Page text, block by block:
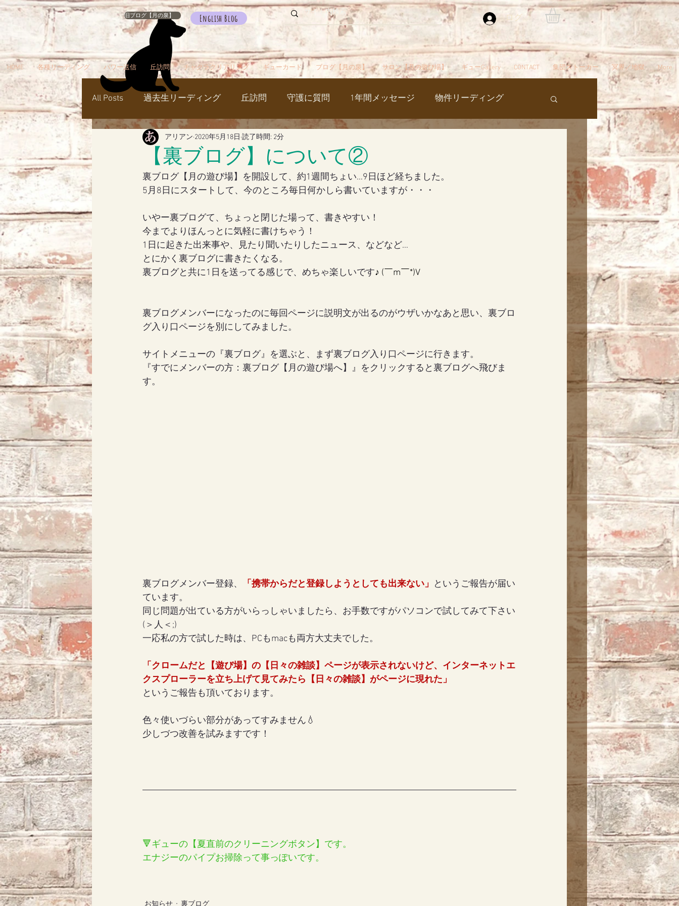
旧ブログ【月の泉】 English Blog ログイン
HOME 各種リーディング パワー送信 丘訪問 チャクラクリアリング ギューカード ブログ【月の泉】 サロン【月の遊び場】 ギューGallery CONTACT 集団ストーカー 冥界／地獄 More
All Posts 過去生リーディング 丘訪問 守護に質問 1年間メッセージ 物件リーディング
パワー送信 冥界 天国 カルマパターン
瞑想でお出かけ 旅／お出かけ ブツブツ言ってるだけ イベント シャスタ編スタート
シャスタ ダンスミュア 覚醒／毒出し 妊娠・出産・不妊
天使エリア 女の地球の守り方
【裏ブログ】について②
アリアン 2020年5月18日 読了時間: 2分
裏ブログ【月の遊び場】を開設して、約1週間ちょい…9日ほど経ちました。
5月8日にスタートして、今のところ毎日何かしら書いていますが・・・
いやー裏ブログて、ちょっと閉じた場って、書きやすい！
今までよりほんっとに気軽に書けちゃう！
1日に起きた出来事や、見たり聞いたりしたニュース、などなど…
とにかく裏ブログに書きたくなる。
裏ブログと共に1日を送ってる感じで、めちゃ楽しいです♪ (￣m￣*)V
裏ブログメンバーになったのに毎回ページに説明文が出るのがウザいかなあと思い、裏ブロ
グ入り口ページを別にしてみました。
サイトメニューの『裏ブログ』を選ぶと、まず裏ブログ入り口ページに行きます。
『すでにメンバーの方：裏ブログ【月の遊び場へ】』をクリックすると裏ブログへ飛びま
す。
裏ブログメンバー登録、 「携帯からだと登録しようとしても出来ない」
というご報告が届い
ています。
同じ問題が出ている方がいらっしゃいましたら、お手数ですがパソコンで試してみて下さい
(＞人＜;)
一応私の方で試した時は、PCもmacも両方大丈夫でした。
「クロームだと【遊び場】の【日々の雑談】ページが表示されないけど、インターネットエ
クスプローラーを立ち上げて見てみたら【日々の雑談】がページに現れた」
というご報告も頂いております。
色々使いづらい部分があってすみません💧
少しづつ改善を試みますです！
🔻ギューの【夏直前のクリーニングボタン】です。
エナジーのパイプお掃除って事っぽいです。
お知らせ 裏ブログ